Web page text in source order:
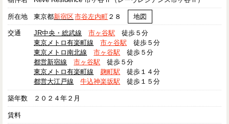
所在地 東京都新宿区市谷左内町 ２８ 地図
交通 JR中央・総武線 市ヶ谷駅 徒歩５分
東京メトロ有楽町線
市ヶ谷駅 徒歩５分
東京メトロ南北線
市ヶ谷駅 徒歩５分
都営新宿線
市ヶ谷駅 徒歩５分
東京メトロ有楽町線
麹町駅 徒歩１４分
都営大江戸線
牛込神楽坂駅 徒歩１５分
築年数 ２０２４年２月
賃料